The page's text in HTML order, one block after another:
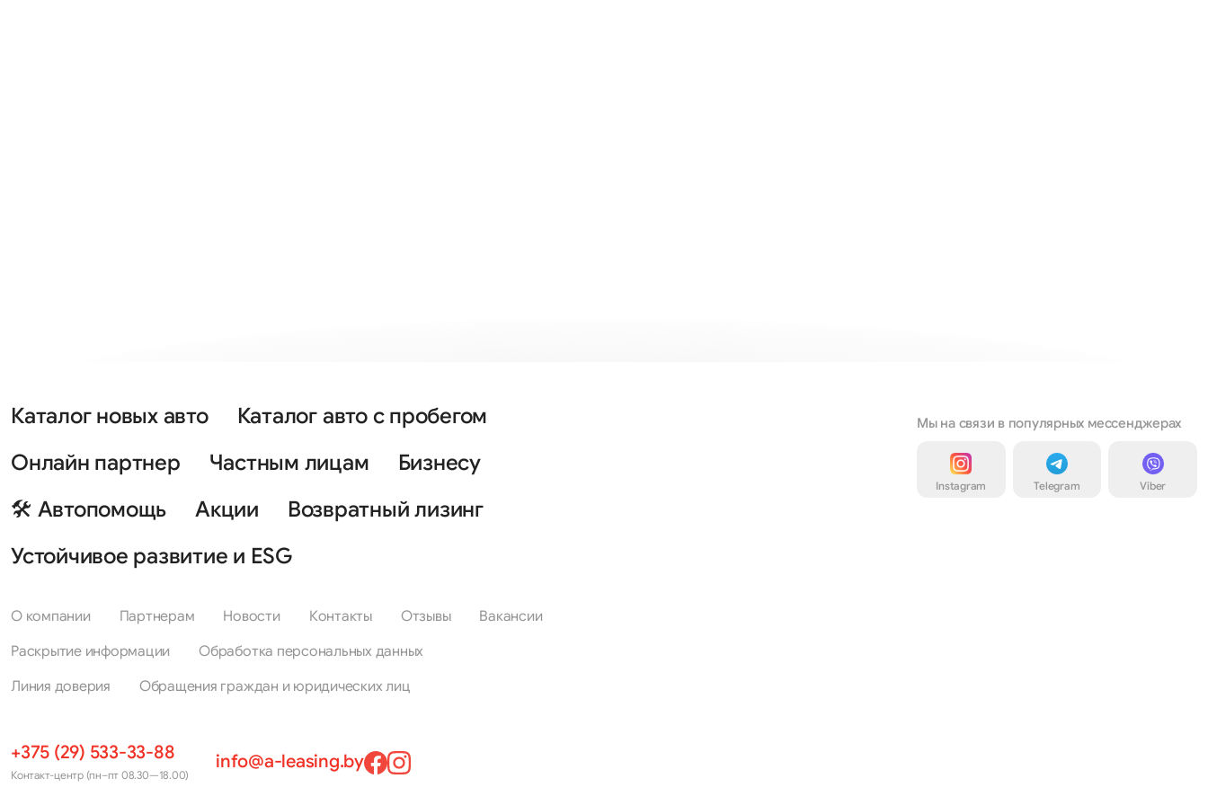
Каталог новых авто
Каталог авто с пробегом
Онлайн партнер
Частным лицам
Бизнесу
🛠 Автопомощь
Акции
Возвратный лизинг
Устойчивое развитие и ESG
О компании Партнерам Новости Контакты Отзывы
Вакансии
Раскрытие информации
Обработка персональных данных
Линия доверия
Обращения граждан и юридических лиц
+375 (29) 533-33-88
Контакт-центр (пн–пт 08.30—18.00)
info@a-leasing.by
Мы на связи в популярных мессенджерах
Instagram Telegram Viber